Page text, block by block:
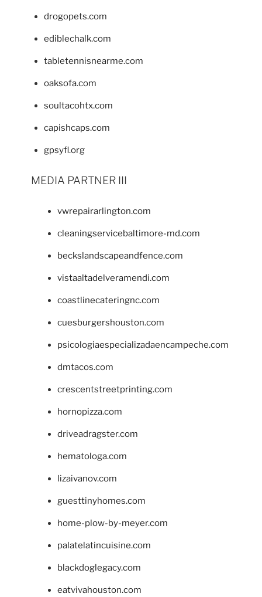
drogopets.com
ediblechalk.com
tabletennisnearme.com
oaksofa.com
soultacohtx.com
capishcaps.com
gpsyfl.org
MEDIA PARTNER III
vwrepairarlington.com
cleaningservicebaltimore-md.com
beckslandscapeandfence.com
vistaaltadelveramendi.com
coastlinecateringnc.com
cuesburgershouston.com
psicologiaespecializadaencampeche.com
dmtacos.com
crescentstreetprinting.com
hornopizza.com
driveadragster.com
hematologa.com
lizaivanov.com
guesttinyhomes.com
home-plow-by-meyer.com
palatelatincuisine.com
blackdoglegacy.com
eatvivahouston.com